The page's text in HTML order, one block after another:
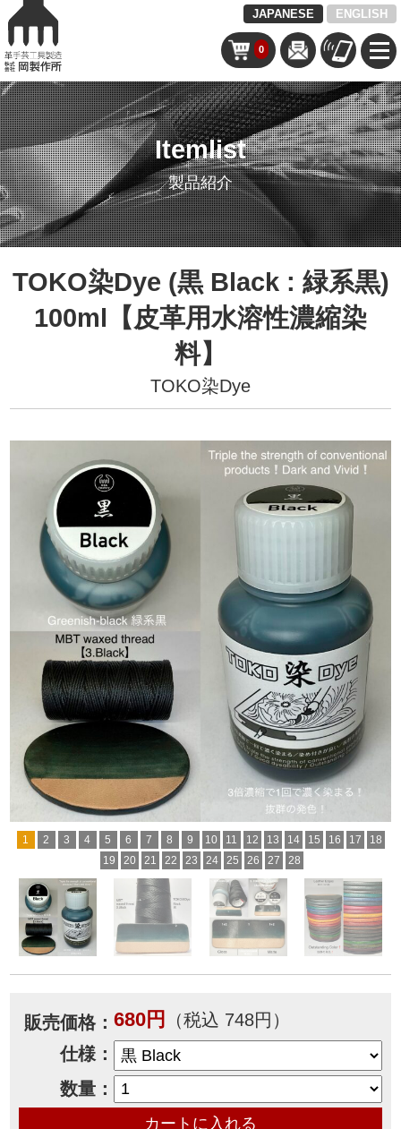
JAPANESE ENGLISH
0
Itemlist
製品紹介
TOKO染Dye (黒 Black : 緑系黒)
100ml【皮革用水溶性濃縮染
料】
TOKO染Dye
1 2 3 4 5 6 7 8 9 10 11 12 13 14 15 16 17
18
19
20 21 22 23 24 25 26 27 28
販売価格： 680円
（税込 748円）
仕様：
数量：